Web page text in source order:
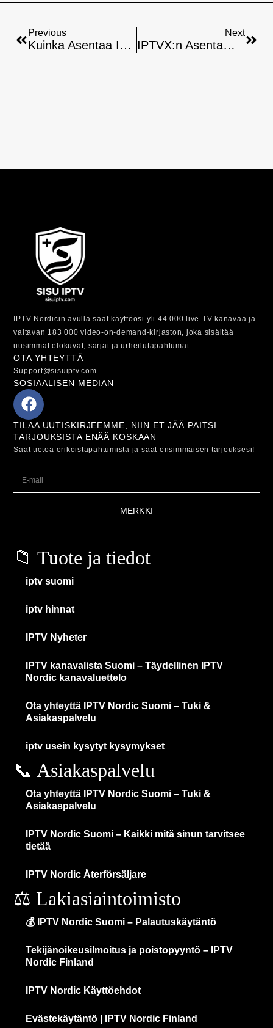
Previous
Kuinka Asentaa Ibo Player Rokuun: Vaiheittainen Opas
Next
IPTVX:n Asentaminen Älytv:hen – Helppo Opas
IPTV Nordicin avulla saat käyttöösi yli 44 000 live-TV-kanavaa ja
valtavan 183 000 video-on-demand-kirjaston, joka sisältää
uusimmat elokuvat, sarjat ja urheilutapahtumat.
OTA YHTEYTTÄ
Support@sisuiptv.com
SOSIAALISEN MEDIAN
TILAA UUTISKIRJEEMME, NIIN ET JÄÄ PAITSI
TARJOUKSISTA ENÄÄ KOSKAAN
Saat tietoa erikoistapahtumista ja saat ensimmäisen tarjouksesi!
MERKKI
📁 Tuote ja tiedot
iptv suomi
iptv hinnat
IPTV Nyheter
IPTV kanavalista Suomi – Täydellinen IPTV
Nordic kanavaluettelo
Ota yhteyttä IPTV Nordic Suomi – Tuki &
Asiakaspalvelu
iptv usein kysytyt kysymykset
📞 Asiakaspalvelu
Ota yhteyttä IPTV Nordic Suomi – Tuki &
Asiakaspalvelu
IPTV Nordic Suomi – Kaikki mitä sinun tarvitsee
tietää
IPTV Nordic Återförsäljare
⚖️ Lakiasiaintoimisto
💰 IPTV Nordic Suomi – Palautuskäytäntö
Tekijänoikeusilmoitus ja poistopyyntö – IPTV
Nordic Finland
IPTV Nordic Käyttöehdot
Evästekäytäntö | IPTV Nordic Finland